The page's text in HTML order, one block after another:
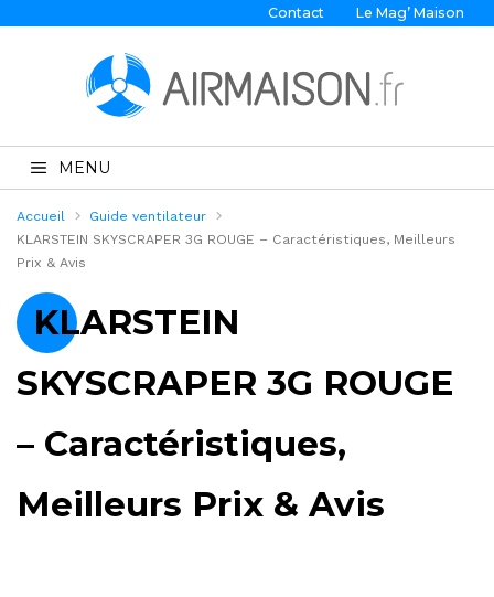
Contact Le Mag’ Maison
MENU
Accueil
Guide ventilateur
KLARSTEIN SKYSCRAPER 3G ROUGE – Caractéristiques, Meilleurs
Prix & Avis
KLARSTEIN
SKYSCRAPER 3G ROUGE
– Caractéristiques,
Meilleurs Prix & Avis